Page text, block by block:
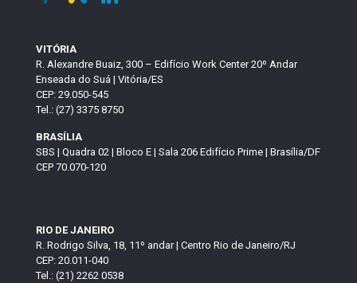
VITÓRIA
R. Alexandre Buaiz, 300 – Edifício Work Center 20º Andar
Enseada do Suá | Vitória/ES
CEP: 29.050-545
Tel.: (27) 3375 8750
BRASÍLIA
SBS | Quadra 02 | Bloco E | Sala 206 Edifício Prime | Brasília/DF
CEP 70.070-120
RIO DE JANEIRO
R. Rodrigo Silva, 18, 11º andar | Centro Rio de Janeiro/RJ
CEP: 20.011-040
Tel.: (21) 2262 0538